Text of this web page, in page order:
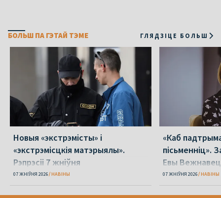
БОЛЬШ ПА ГЭТАЙ ТЭМЕ ГЛЯДЗІЦЕ БОЛЬШ
Новыя «экстрэмісты» і
«экстрэмісцкія матэрыялы».
Рэпрэсіі 7 жніўня
07 ЖНІЎНЯ 2026 НАВІНЫ
«Каб
пісьменніц».
Евы Вежнавец
07 ЖНІЎНЯ 2026 НАВІНЫ